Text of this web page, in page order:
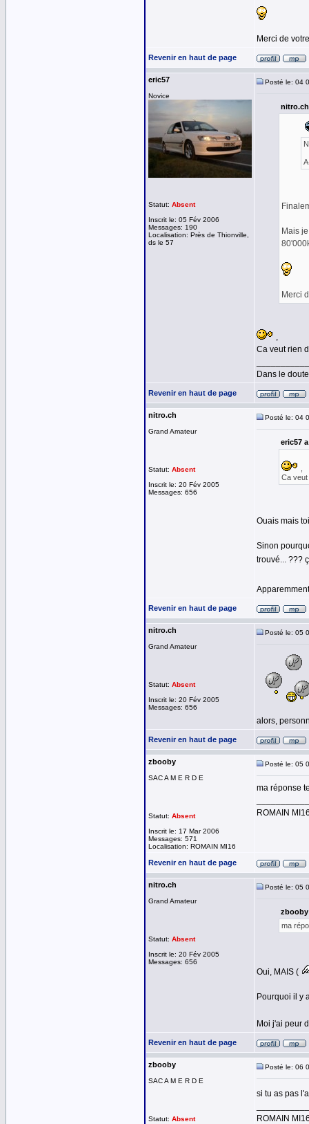
Merci de
Revenir en haut de page
eric57
Novice
Statut: Absent
Inscrit le: 05 Fév 2006
Messages: 190
Localisation: Près de Thionville,
ds le 57
Posté le: 04
Mais
Merci
,
Ca veut rien
Dans le
Revenir en haut de page
nitro.ch
Grand Amateur
Statut: Absent
Inscrit le: 20 Fév 2005
Messages: 656
Posté le: 04
eric57
Ca veut
Ouais mais
Sinon
trouvé... ???
Revenir en haut de page
nitro.ch
Grand Amateur
Statut: Absent
Inscrit le: 20 Fév 2005
Messages: 656
Posté le: 05
alors,
Revenir en haut de page
zbooby
SAC A M E R D E
Statut: Absent
Inscrit le: 17 Mar 2006
Messages: 571
Localisation: ROMAIN MI16
Posté le: 05
ma réponse
ROMAIN
Revenir en haut de page
nitro.ch
Grand Amateur
Statut: Absent
Inscrit le: 20 Fév 2005
Messages: 656
Posté le: 05
ma
Oui, MAIS (
Pourquoi il y
Moi j'ai peur
Revenir en haut de page
zbooby
SAC A M E R D E
Statut: Absent
Posté le: 06
si tu as pas
ROMAIN